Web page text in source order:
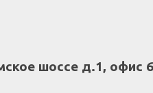
шоссе д.1, офис